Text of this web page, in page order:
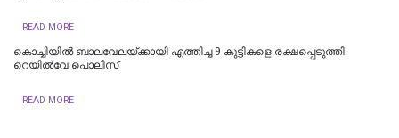
READ MORE
കൊച്ചിയില്‍ ബാലവേലയ്ക്കായി എത്തിച്ച 9 കുട്ടികളെ രക്ഷപ്പെടുത്തി
റെയില്‍വേ പൊലീസ്
READ MORE